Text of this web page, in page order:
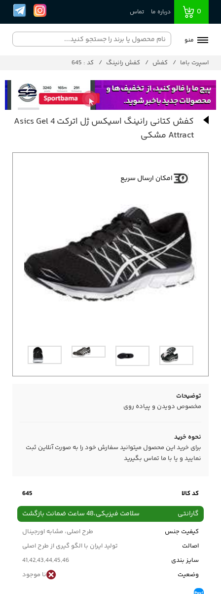
0 درباره ما تماس
منو
اسپرت باما کفش کفش رانینگ کد : 645
کفش کتانی رانینگ اسیکس ژل اترکت 4 Asics Gel
Attract مشکی
امکان ارسال سریع
توضیحات
مخصوص دویدن و پیاده روی
نحوه خرید
برای خرید این محصول میتوانید سفارش خود را به صورت آنلاین ثبت
نمایید و یا با ما تماس بگیرید
کد کالا 645
گارانتی سلامت فیزیکی،48 ساعت ضمانت بازگشت
کیفیت جنس
طرح اصلی، مشابه اورجینال
اصالت
تولید ایران با الگو گیری از طرح اصلی
سایز بندی
41,42,43,44,45,46
وضعیت
نا موجود